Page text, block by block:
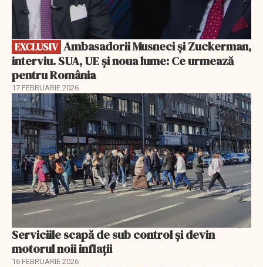
EXCLUSIV
interviu. SUA, UE și noua lume: Ce urmează
pentru România
17 FEBRUARIE 2026
Serviciile scapă de sub control și devin
motorul noii inflații
16 FEBRUARIE 2026